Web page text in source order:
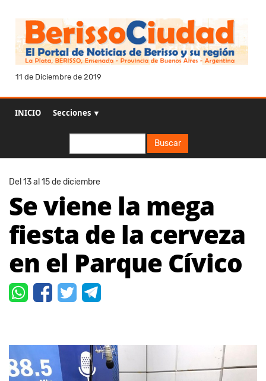
11 de Diciembre de 2019
INICIO Secciones ▼
Buscar
Del 13 al 15 de diciembre
Se viene la mega
fiesta de la cerveza
en el Parque Cívico